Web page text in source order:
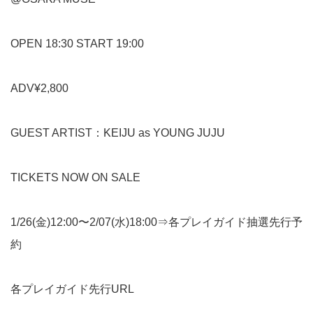
OPEN 18:30 START 19:00
ADV¥2,800
GUEST ARTIST：KEIJU as YOUNG JUJU
TICKETS NOW ON SALE
1/26(金)12:00〜2/07(水)18:00⇒各プレイガイド抽選先行予
約
各プレイガイド先行URL